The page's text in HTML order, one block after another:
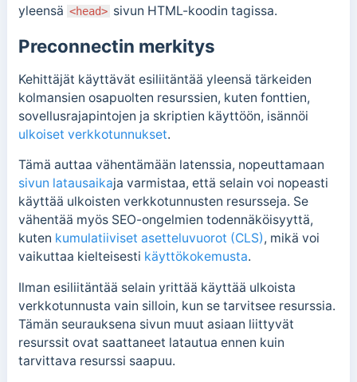
yleensä <head> sivun HTML-koodin tagissa.
Preconnectin merkitys
Kehittäjät käyttävät esiliitäntää yleensä tärkeiden
kolmansien osapuolten resurssien, kuten fonttien,
sovellusrajapintojen ja skriptien käyttöön, isännöi
ulkoiset verkkotunnukset.
Tämä auttaa vähentämään latenssia, nopeuttamaan
sivun latausaikaja varmistaa, että selain voi nopeasti
käyttää ulkoisten verkkotunnusten resursseja. Se
vähentää myös SEO-ongelmien todennäköisyyttä,
kuten kumulatiiviset asetteluvuorot (CLS), mikä voi
vaikuttaa kielteisesti käyttökokemusta.
Ilman esiliitäntää selain yrittää käyttää ulkoista
verkkotunnusta vain silloin, kun se tarvitsee resurssia.
Tämän seurauksena sivun muut asiaan liittyvät
resurssit ovat saattaneet latautua ennen kuin
tarvittava resurssi saapuu.